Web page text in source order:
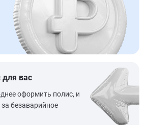
вас
оформить полис, и
безаварийное